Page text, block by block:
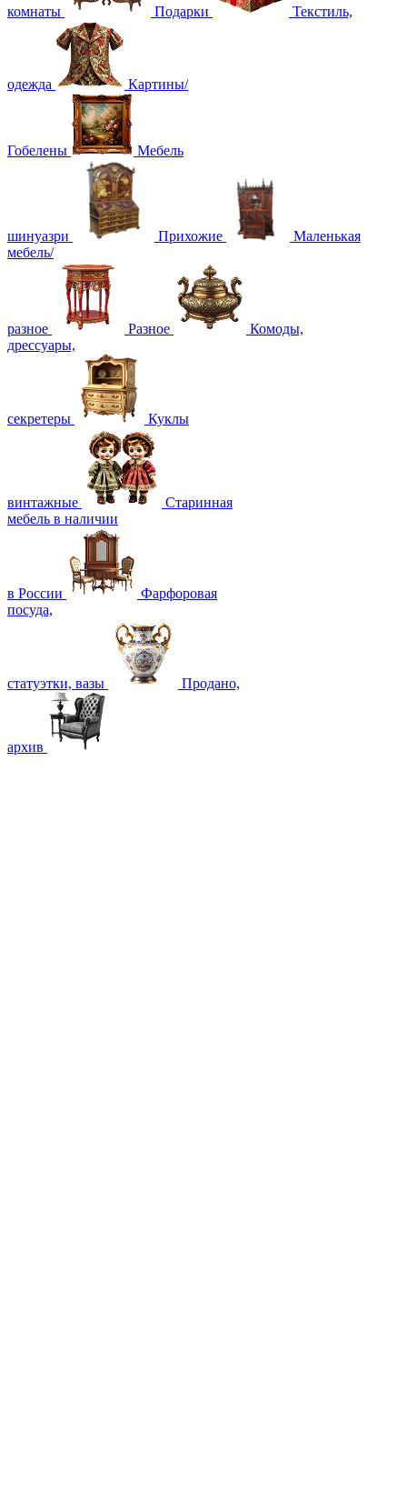
комнаты Подарки Текстиль,
одежда Картины/
Гобелены Мебель
шинуазри Прихожие
Маленькая
мебель/
разное Разное
Комоды,
дрессуары,
секретеры Куклы
винтажные
Старинная
мебель в наличии
в России
Фарфоровая
посуда,
статуэтки, вазы Продано,
архив